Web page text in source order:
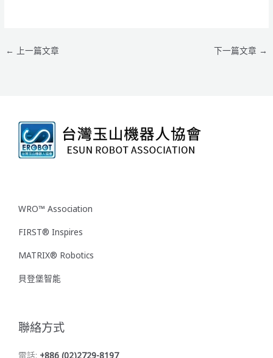
← 上一篇文章 下一篇文章 →
WRO™ Association
FIRST® Inspires
MATRIX® Robotics
貝登堡智能
聯絡方式
電話: +886 (02)2729-8197